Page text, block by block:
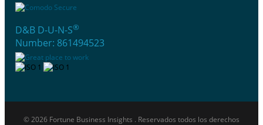
D&B D-U-N-S®
Number: 861494523
© 2026 Fortune Business Insights . Reservados todos los derechos